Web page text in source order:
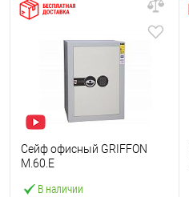
В наличии
Сейф офисный GRIFFON
M.60.E